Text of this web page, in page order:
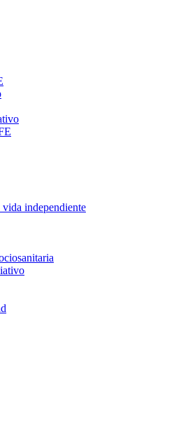
de la Esclerosis Múltiple, que se
se sensibilizan sobre la
y Trasplantados Hepáticos
escuela de madres y padres de
independiente